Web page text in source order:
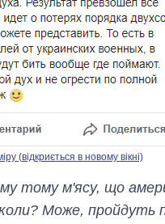
(відкриється в новому вікні)
тому м'ясу, що
Може, пройдуть